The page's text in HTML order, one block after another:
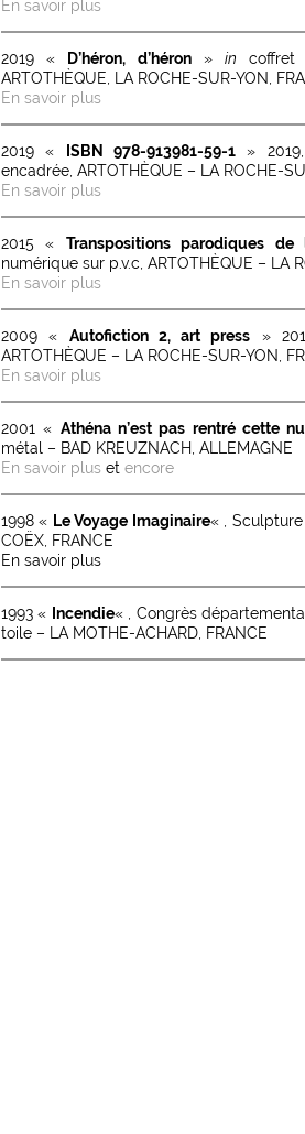
En savoir plus
2019 « D’héron, d’héron»in coffret
ARTOTHÈQUE, LA ROCHE-SUR-YON,
En savoir plus
2019 « ISBN 978-913981-59-1 »
encadrée, ARTOTHÈQUE – LA ROCHE-
En savoir plus
2015 « Transpositions parodiques de
numérique sur p.v.c, ARTOTHÈQUE – LA
En savoir plus
2009 « Autofiction 2, art press »
ARTOTHÈQUE – LA ROCHE-SUR-YON,
En savoir plus
2001 « Athéna n’est pas rentré cette
métal – BAD KREUZNACH, ALLEMAGNE
En savoir plus et encore
1998 « Le Voyage Imaginaire« ,
COËX, FRANCE
En savoir plus
1993 « Incendie« , Congrès
toile – LA MOTHE-ACHARD, FRANCE